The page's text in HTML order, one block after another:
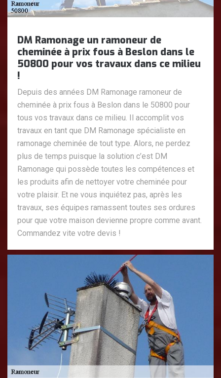
DM Ramonage un ramoneur de
cheminée à prix fous à Beslon dans le
50800 pour vos travaux dans ce milieu
!
Depuis des années DM Ramonage ramoneur de
cheminée à prix fous à Beslon dans le 50800 pour
tous vos travaux dans ce milieu. Il accomplit vos
travaux en tant que DM Ramonage spécialiste en
ramonage cheminée de tout type. Alors, ne perdez
plus de temps puisque la solution c’est DM
Ramonage qui possède toutes les compétences et
les produits afin de nettoyer votre cheminée pour
votre plaisir. Et ne vous inquiétez pas, après les
travaux, ses équipes ramassent toutes ses ordures
pour que votre maison devienne propre comme avant.
Commandez vite votre devis !